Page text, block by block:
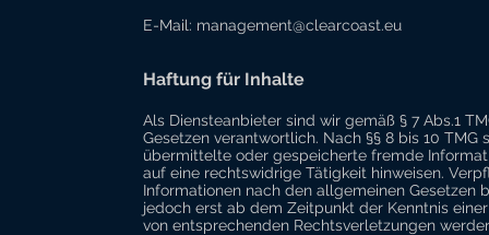
E-Mail: management@clearcoast.eu
Haftung für Inhalte
Als Diensteanbieter sind wir gemäß § 7 Abs.1
Gesetzen verantwortlich. Nach §§ 8 bis 10
übermittelte oder gespeicherte fremde
auf eine rechtswidrige Tätigkeit hinweisen.
Informationen nach den allgemeinen Gesetzen
jedoch erst ab dem Zeitpunkt der Kenntnis
von entsprechenden Rechtsverletzungen